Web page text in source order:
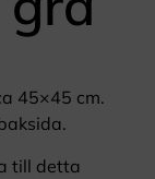
45×45 cm.
till detta